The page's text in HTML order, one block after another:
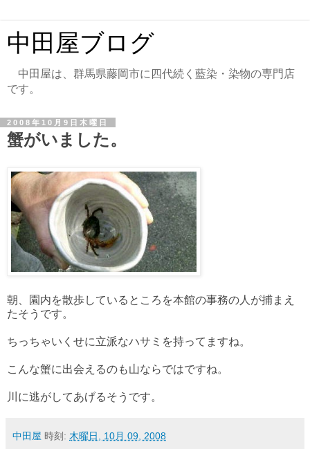
中田屋ブログ
中田屋は、群馬県藤岡市に四代続く藍染・染物の専門店
です。
2008年10月9日木曜日
蟹がいました。
朝、園内を散歩しているところを本館の事務の人が捕まえ
たそうです。
ちっちゃいくせに立派なハサミを持ってますね。
こんな蟹に出会えるのも山ならではですね。
川に逃がしてあげるそうです。
中田屋 時刻: 木曜日, 10月 09, 2008